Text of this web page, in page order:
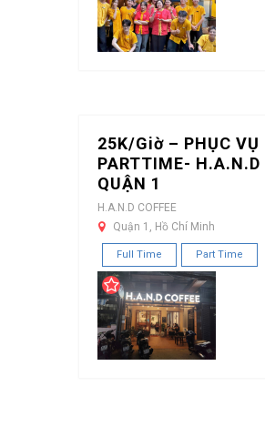
25K/Giờ – PHỤC VỤ
PARTTIME- H.A.N.D
QUẬN 1
H.A.N.D COFFEE
Quận 1, Hồ Chí Minh
Full Time Part Time